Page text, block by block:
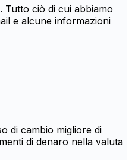
Tutto ciò di cui abbiamo
e alcune informazioni
di cambio migliore di
di denaro nella valuta